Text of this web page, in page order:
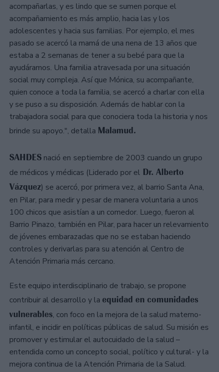
acompañarlas, y es lindo que se sumen porque el
acompañamiento es más amplio, hacia las y los
adolescentes y hacia sus familias. Por ejemplo, el mes
pasado se acercó la mamá de una nena de 13 años que
estaba a 2 semanas de tener a su bebé para que la
ayudáramos. Una familia atravesada por una situación
social muy compleja. Así que Mónica, su acompañante,
quien conoce a toda la familia, se acercó a charlar con ella
y se puso a su disposición. Además de hablar con la
trabajadora social para que conociera toda la historia y nos
brinde su apoyo.", detalla Malamud.
SAHDES nació en septiembre de 2003 cuando un grupo
de médicos y médicas (Liderado por el Dr. Alberto
Vázquez) se acercó, por primera vez, al barrio Santa Ana,
en Pilar, para medir y pesar de manera voluntaria a unos
100 chicos que asistían a un comedor. Luego, fueron al
Barrio Pinazo, también en Pilar, para hacer un relevamiento
de jóvenes embarazadas que no se estaban haciendo
controles y derivarlas para su atención al Centro de
Atención Primaria más cercano.
Este equipo interdisciplinario de trabajo, se propone
contribuir al desarrollo y la equidad en comunidades
vulnerables, con foco en la mejora de la salud materno-
infantil, e incidir en políticas públicas de salud. Su misión es
promover y estimular el autocuidado de la salud –
entendida como un concepto social, político y cultural- y la
mejora continua de la Atención Primaria de la Salud.